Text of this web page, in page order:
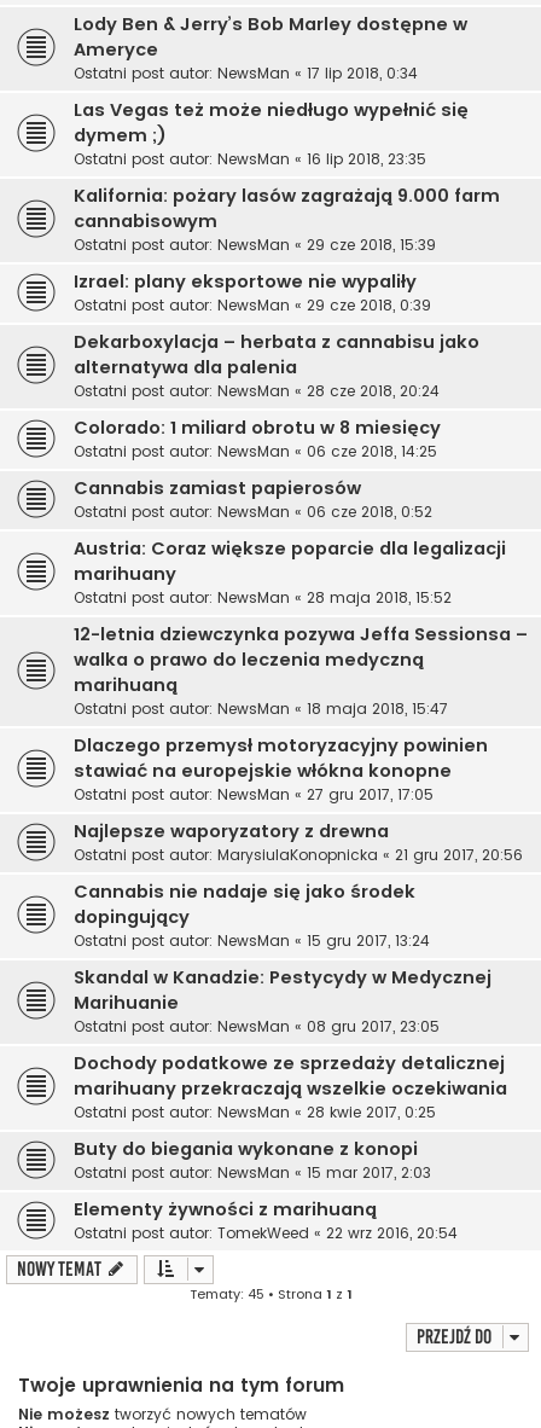
Lody Ben & Jerry’s Bob Marley dostępne w
Ameryce
Ostatni post autor: NewsMan « 17 lip 2018, 0:34
Las Vegas też może niedługo wypełnić się
dymem ;)
Ostatni post autor: NewsMan « 16 lip 2018, 23:35
Kalifornia: pożary lasów zagrażają 9.000 farm
cannabisowym
Ostatni post autor: NewsMan « 29 cze 2018, 15:39
Izrael: plany eksportowe nie wypaliły
Ostatni post autor: NewsMan « 29 cze 2018, 0:39
Dekarboxylacja – herbata z cannabisu jako
alternatywa dla palenia
Ostatni post autor: NewsMan « 28 cze 2018, 20:24
Colorado: 1 miliard obrotu w 8 miesięcy
Ostatni post autor: NewsMan « 06 cze 2018, 14:25
Cannabis zamiast papierosów
Ostatni post autor: NewsMan « 06 cze 2018, 0:52
Austria: Coraz większe poparcie dla legalizacji
marihuany
Ostatni post autor: NewsMan « 28 maja 2018, 15:52
12-letnia dziewczynka pozywa Jeffa Sessionsa –
walka o prawo do leczenia medyczną
marihuaną
Ostatni post autor: NewsMan « 18 maja 2018, 15:47
Dlaczego przemysł motoryzacyjny powinien
stawiać na europejskie włókna konopne
Ostatni post autor: NewsMan « 27 gru 2017, 17:05
Najlepsze waporyzatory z drewna
Ostatni post autor: MarysiulaKonopnicka « 21 gru 2017, 20:56
Cannabis nie nadaje się jako środek
dopingujący
Ostatni post autor: NewsMan « 15 gru 2017, 13:24
Skandal w Kanadzie: Pestycydy w Medycznej
Marihuanie
Ostatni post autor: NewsMan « 08 gru 2017, 23:05
Dochody podatkowe ze sprzedaży detalicznej
marihuany przekraczają wszelkie oczekiwania
Ostatni post autor: NewsMan « 28 kwie 2017, 0:25
Buty do biegania wykonane z konopi
Ostatni post autor: NewsMan « 15 mar 2017, 2:03
Elementy żywności z marihuaną
Ostatni post autor: TomekWeed « 22 wrz 2016, 20:54
NOWY TEMAT
Tematy: 45 • Strona 1 z 1
Przejdź do
Twoje uprawnienia na tym forum
Nie możesz tworzyć nowych tematów